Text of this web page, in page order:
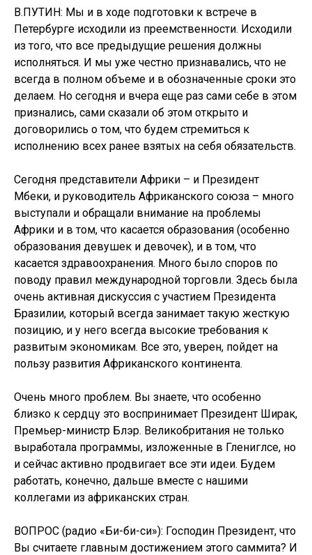
В.ПУТИН: Мы и в ходе подготовки к встрече в
Петербурге исходили из преемственности. Исходили
из того, что все предыдущие решения должны
исполняться. И мы уже честно признавались, что не
всегда в полном объеме и в обозначенные сроки это
делаем. Но сегодня и вчера еще раз сами себе в этом
признались, сами сказали об этом открыто и
договорились о том, что будем стремиться к
исполнению всех ранее взятых на себя обязательств.
Сегодня представители Африки – и Президент
Мбеки, и руководитель Африканского союза – много
выступали и обращали внимание на проблемы
Африки и в том, что касается образования (особенно
образования девушек и девочек), и в том, что
касается здравоохранения. Много было споров по
поводу правил международной торговли. Здесь была
очень активная дискуссия с участием Президента
Бразилии, который всегда занимает такую жесткую
позицию, и у него всегда высокие требования к
развитым экономикам. Все это, уверен, пойдет на
пользу развития Африканского континента.
Очень много проблем. Вы знаете, что особенно
близко к сердцу это воспринимает Президент Ширак,
Премьер-министр Блэр. Великобритания не только
выработала программы, изложенные в Глениглсе, но
и сейчас активно продвигает все эти идеи. Будем
работать, конечно, дальше вместе с нашими
коллегами из африканских стран.
ВОПРОС (радио «Би-би-си»): Господин Президент, что
Вы считаете главным достижением этого саммита? И